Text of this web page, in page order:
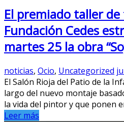
El premiado taller
Fundación Cedes
martes 25 la obra
noticias, Ocio, Uncategorized
El Salón Rioja del Patio de la
largo del nuevo montaje
la vida del pintor y que ponen
Leer más